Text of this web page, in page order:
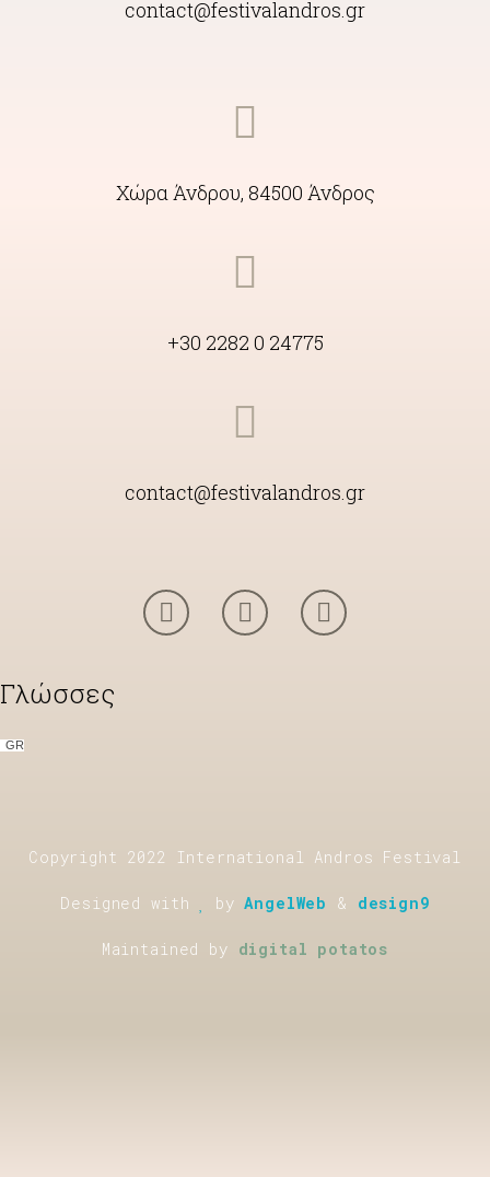
contact@festivalandros.gr
Χώρα Άνδρου, 84500 Άνδρος
+30 2282 0 24775
contact@festivalandros.gr
Γλώσσες
GR
Copyright 2022 International Andros Festival
Designed with byAngelWeb & design9
Maintained by digital potatos